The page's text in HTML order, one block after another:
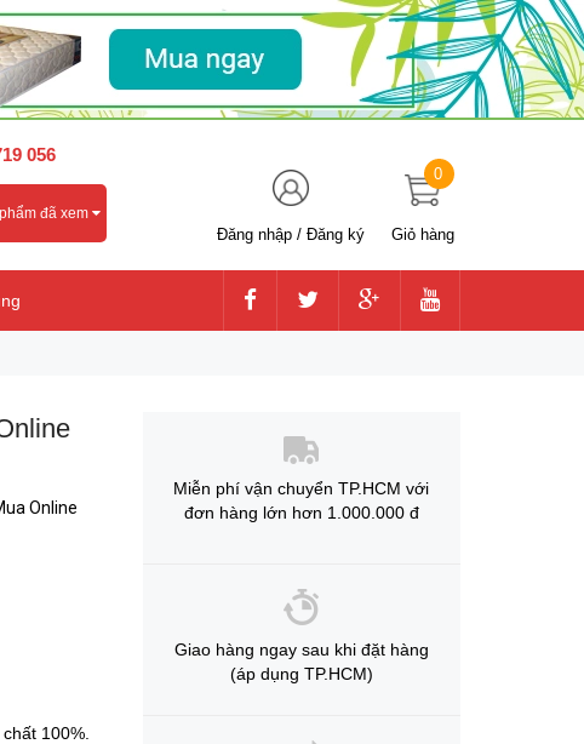
056
đã xem
Đăng nhập / Đăng ký Giỏ hàng
0
Online
100%.
Miễn phí vận chuyển TP.HCM với
đơn hàng lớn hơn 1.000.000 đ
Giao hàng ngay sau khi đặt hàng
(áp dụng TP.HCM)